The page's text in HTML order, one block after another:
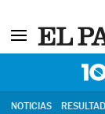
NOTICIAS